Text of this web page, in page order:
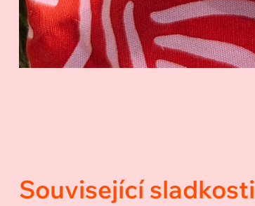
Související sladkosti